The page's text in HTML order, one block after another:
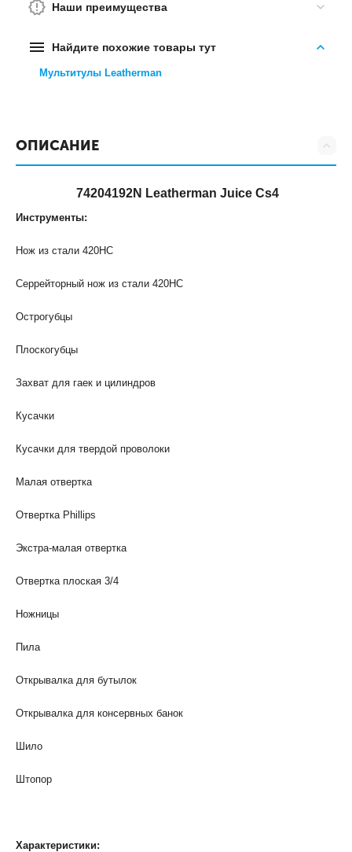
Наши преимущества
Найдите похожие товары тут
Мультитулы Leatherman
ОПИСАНИЕ
74204192N Leatherman Juice Cs4
Инструменты:
Нож из стали 420HC
Серрейторный нож из стали 420HC
Острогубцы
Плоскогубцы
Захват для гаек и цилиндров
Кусачки
Кусачки для твердой проволоки
Малая отвертка
Отвертка Phillips
Экстра-малая отвертка
Отвертка плоская 3/4
Ножницы
Пила
Открывалка для бутылок
Открывалка для консервных банок
Шило
Штопор
Характеристики: